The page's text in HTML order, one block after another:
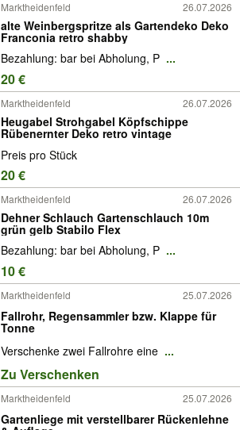
Marktheidenfeld 26.07.2026
alte Weinbergspritze als Gartendeko Deko
Franconia retro shabby
Bezahlung: bar bei Abholung, P ...
20 €
Marktheidenfeld 26.07.2026
Heugabel Strohgabel Köpfschippe
Rübenernter Deko retro vintage
Preis pro Stück
20 €
Marktheidenfeld 26.07.2026
Dehner Schlauch Gartenschlauch 10m
grün gelb Stabilo Flex
Bezahlung: bar bei Abholung, P ...
10 €
Marktheidenfeld 25.07.2026
Fallrohr, Regensammler bzw. Klappe für
Tonne
Verschenke zwei Fallrohre eine ...
Zu Verschenken
Marktheidenfeld 25.07.2026
Gartenliege mit verstellbarer Rückenlehne